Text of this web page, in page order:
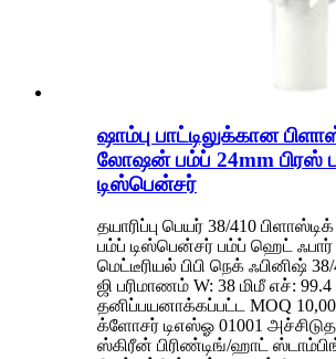
ஷாம்பு பாட்டிலுக்கான
லோஷன் பம்ப் 24mm பிரஸ்
டிஸ்பென்சர்
தயாரிப்பு பெயர் 38/410
பம்ப் டிஸ்பென்சர் பம்ப் ஹெட் ஃபார்
மெட்டீரியல் பிபி நெக் ஃபினிஷ்
ஜி பரிமாணம் W: 38 மிமீ எச்:
தனிப்பயனாக்கப்பட்ட MOQ
க்ளோசர் டிஎஸ்ஓ 01001
ஸ்கிரீன் பிரிண்டிங்/ஹாட்